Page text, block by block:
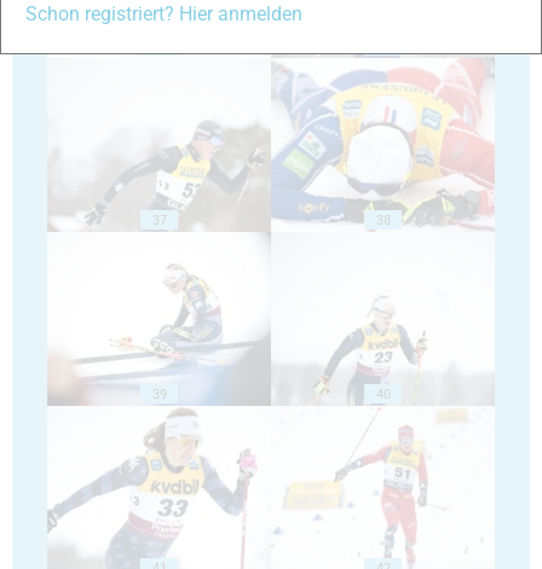
37 38
39 40
Schon registriert? Hier anmelden